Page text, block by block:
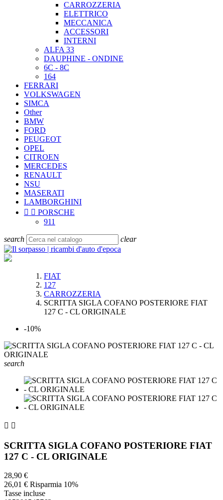
CARROZZERIA
ELETTRICO
MECCANICA
ACCESSORI
INTERNI
ALFA 33
DAUPHINE - ONDINE
6C - 8C
164
FERRARI
VOLKSWAGEN
SIMCA
Other
BMW
FORD
PEUGEOT
OPEL
CITROEN
MERCEDES
RENAULT
NSU
MASERATI
LAMBORGHINI
  PORSCHE
911
search clear
FIAT
127
CARROZZERIA
SCRITTA SIGLA COFANO POSTERIORE FIAT
127 C - CL ORIGINALE
-10%
search
 
SCRITTA SIGLA COFANO POSTERIORE FIAT
127 C - CL ORIGINALE
28,90 €
26,01 € Risparmia 10%
Tasse incluse